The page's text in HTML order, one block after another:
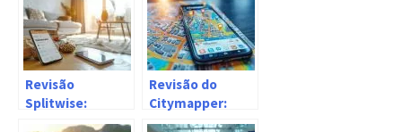
Revisão
Splitwise:
aplicativo para
Revisão do
Citymapper:
Aplicativo para